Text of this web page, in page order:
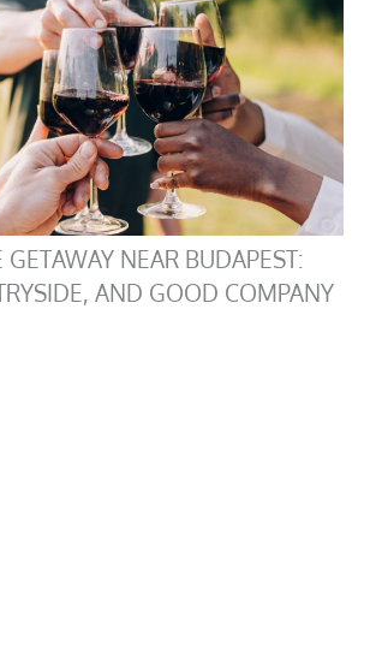
NEAR BUDAPEST:
AND GOOD COMPANY